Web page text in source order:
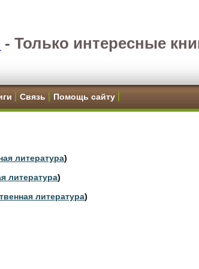
- Только интересные
Связь Помощь сайту
литература)
литература)
литература)